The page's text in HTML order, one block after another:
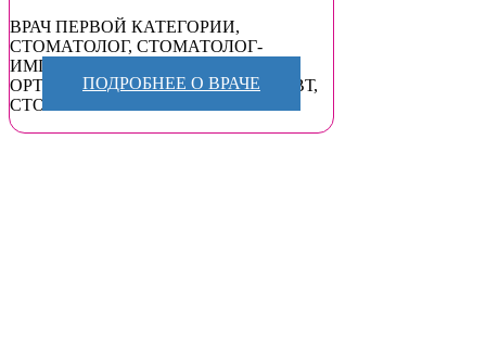
ВРАЧ ПЕРВОЙ КАТЕГОРИИ,
СТОМАТОЛОГ, СТОМАТОЛОГ-
ИМПЛАНТОЛОГ
ОРТОПЕД,СТОМАТОЛОГ-ТЕРАПЕВТ,
СТОМАТОЛОГ-ХИРУРГ
ПОДРОБНЕЕ О ВРАЧЕ